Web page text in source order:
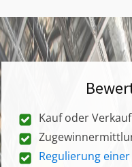
Kauf oder
Regulierung